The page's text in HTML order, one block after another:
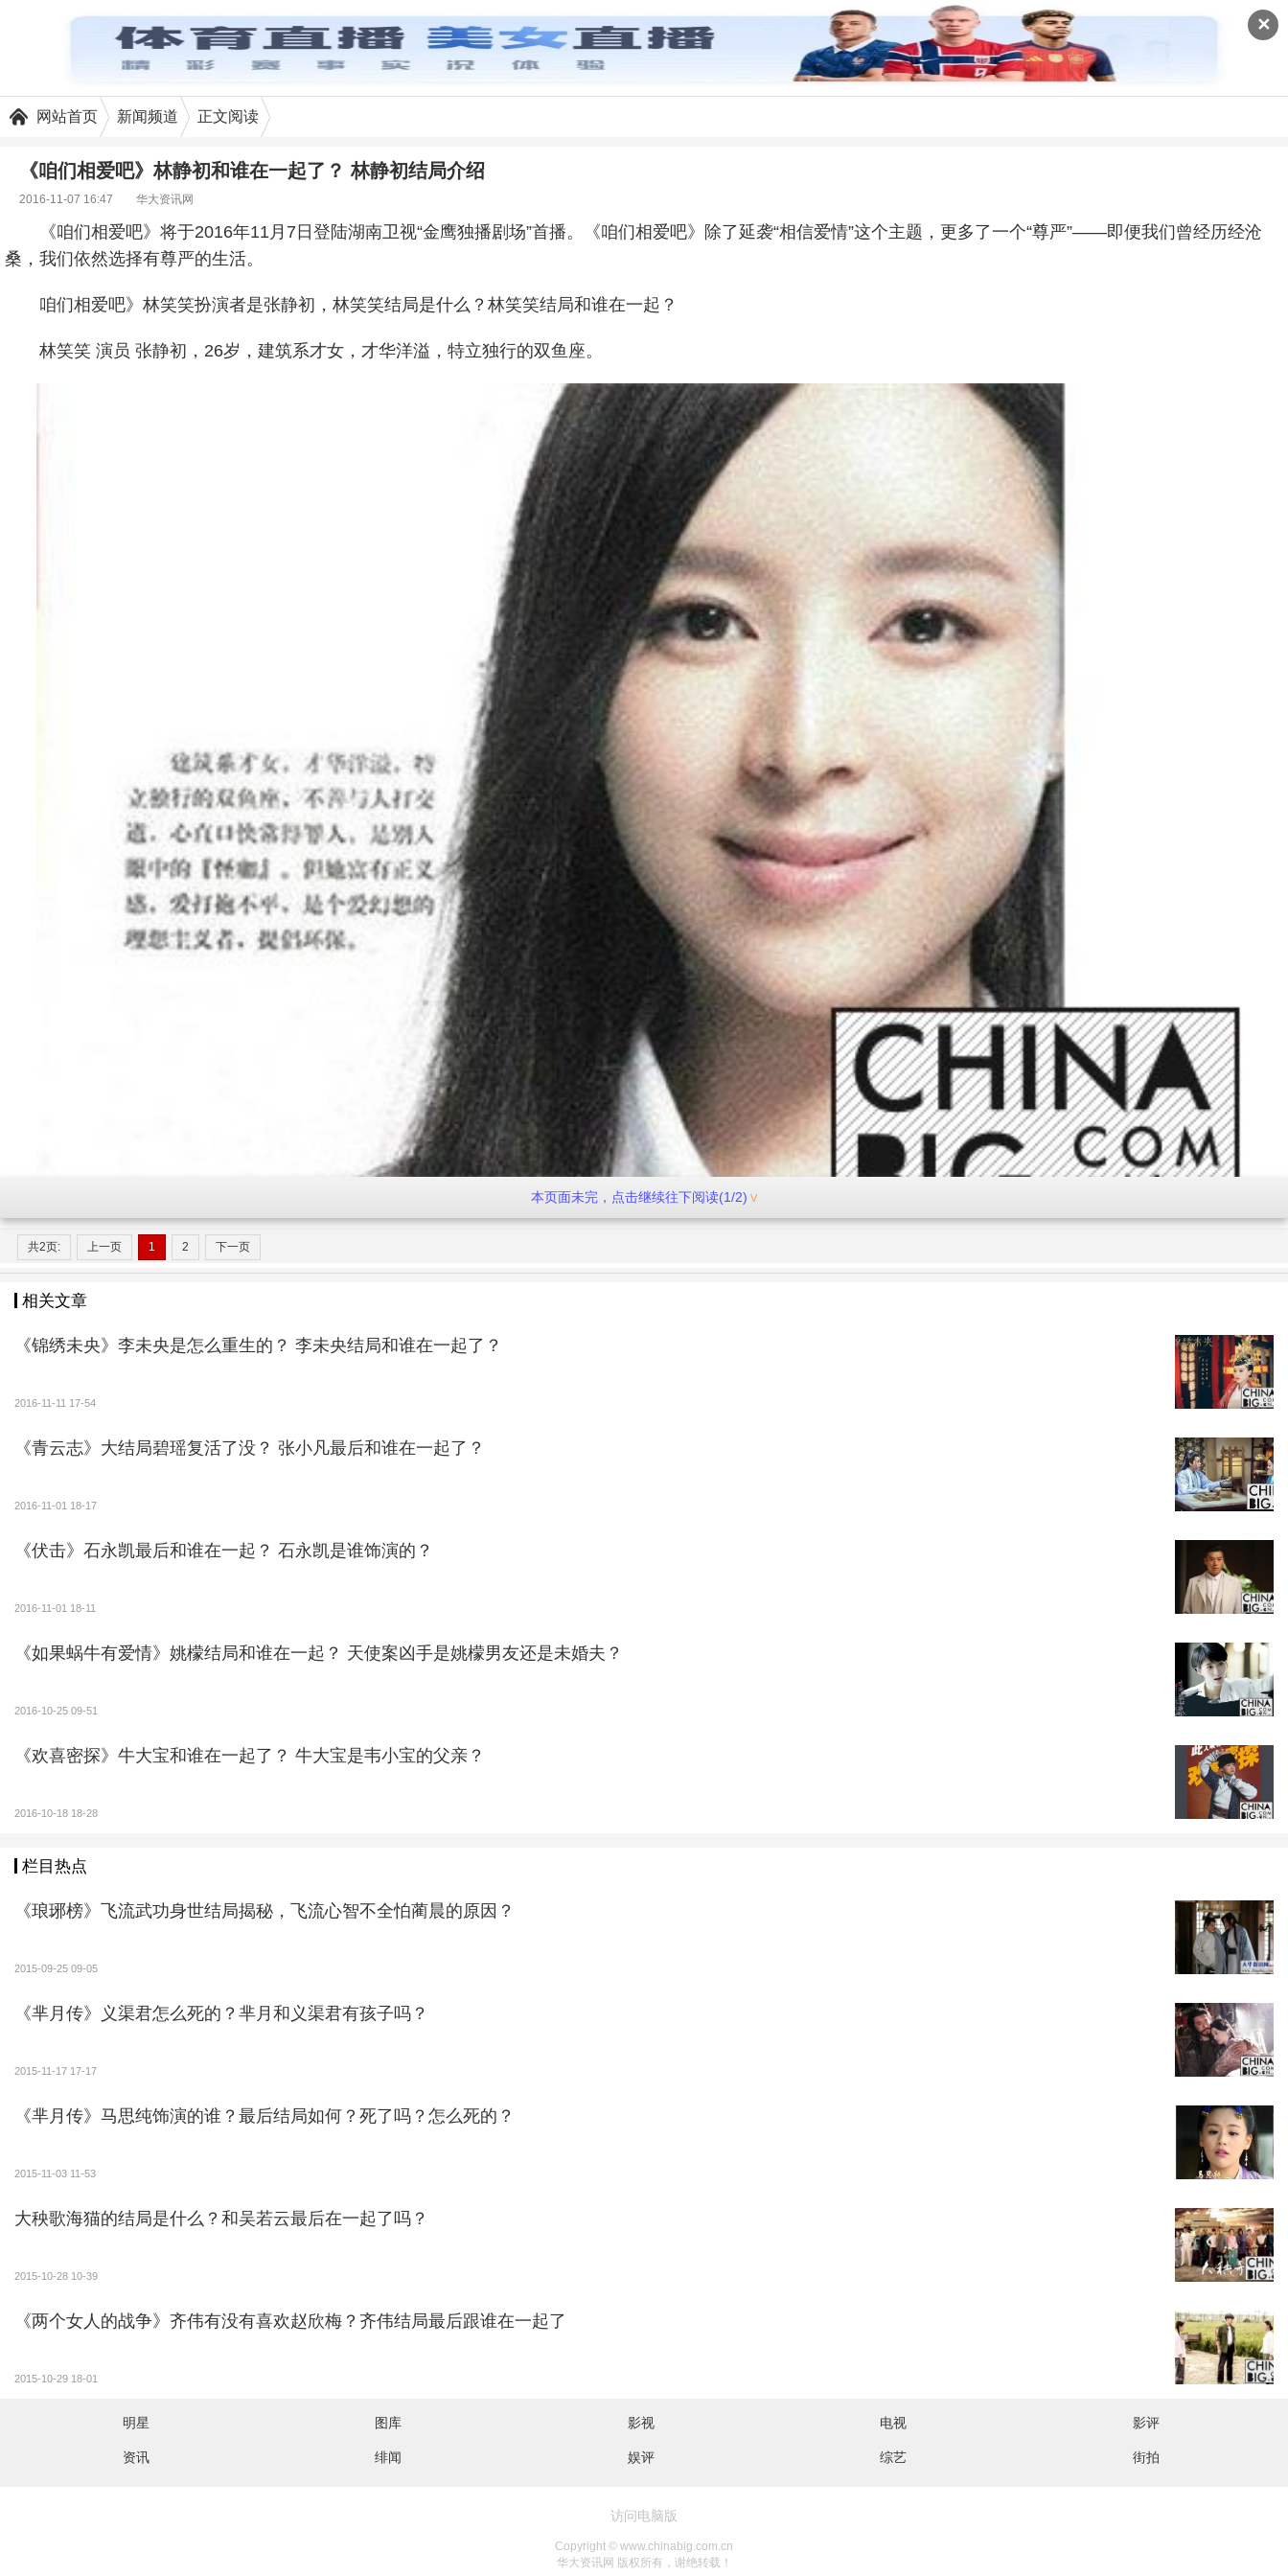
✕
网站首页 新闻频道 正文阅读
《咱们相爱吧》林静初和谁在一起了？ 林静初结局介绍
2016-11-07 16:47 华大资讯网
《咱们相爱吧》将于2016年11月7日登陆湖南卫视“金鹰独播剧场”首播。《咱们相爱吧》除了延袭“相信爱情”这个主题，更多了一个“尊严”——即便我们曾经历经沧
桑，我们依然选择有尊严的生活。
咱们相爱吧》林笑笑扮演者是张静初，林笑笑结局是什么？林笑笑结局和谁在一起？
林笑笑 演员 张静初，26岁，建筑系才女，才华洋溢，特立独行的双鱼座。
建筑设计师林笑笑性格单纯，有点直，非常有原则，在经历了婚姻失败后林笑笑上要照顾老母下要顾孩子，生活可谓是一团糟，在和建筑师时光相遇后林笑笑的好运
好像都回来了，事业、爱情双丰收。
但林笑笑意外得知闺蜜潘芝芝也爱着时光并和时光有了一夜情，林笑笑左右为难，进退维谷…….电视剧林笑笑结局究是不是怎么选择呢，我们一起关注剧情发展
本页面未完，点击继续往下阅读(1/2)
共2页: 上一页 1 2 下一页
相关文章
《锦绣未央》李未央是怎么重生的？ 李未央结局和谁在一起了？
2016-11-11 17-54
《青云志》大结局碧瑶复活了没？ 张小凡最后和谁在一起了？
2016-11-01 18-17
《伏击》石永凯最后和谁在一起？ 石永凯是谁饰演的？
2016-11-01 18-11
《如果蜗牛有爱情》姚檬结局和谁在一起？ 天使案凶手是姚檬男友还是未婚夫？
2016-10-25 09-51
《欢喜密探》牛大宝和谁在一起了？ 牛大宝是韦小宝的父亲？
2016-10-18 18-28
栏目热点
《琅琊榜》飞流武功身世结局揭秘，飞流心智不全怕蔺晨的原因？
2015-09-25 09-05
《芈月传》义渠君怎么死的？芈月和义渠君有孩子吗？
2015-11-17 17-17
《芈月传》马思纯饰演的谁？最后结局如何？死了吗？怎么死的？
2015-11-03 11-53
大秧歌海猫的结局是什么？和吴若云最后在一起了吗？
2015-10-28 10-39
《两个女人的战争》齐伟有没有喜欢赵欣梅？齐伟结局最后跟谁在一起了
2015-10-29 18-01
明星 图库 影视 电视 影评
资讯 绯闻 娱评 综艺 街拍
访问电脑版
Copyright © www.chinabig.com.cn
华大资讯网 版权所有，谢绝转载！